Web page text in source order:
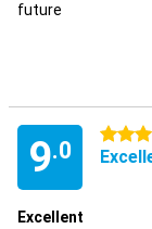
future
9.0
4.5
Excellent